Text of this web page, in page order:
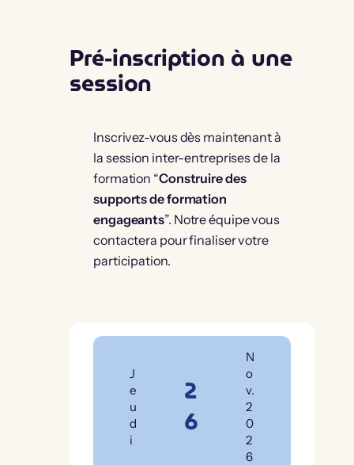
Pré-inscription à une
session
Inscrivez-vous dès maintenant à
la session inter-entreprises de la
formation “Construire des
supports de formation
engageants”. Notre équipe vous
contactera pour finaliser votre
participation.
J
e
u
d
i
2
6
N
o
v.
2
0
2
6